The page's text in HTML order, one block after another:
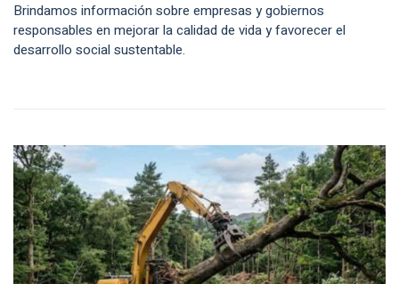
Brindamos información sobre empresas y gobiernos
responsables en mejorar la calidad de vida y favorecer el
desarrollo social sustentable.